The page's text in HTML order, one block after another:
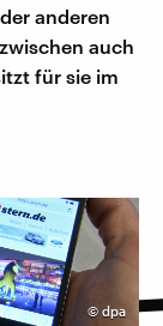
anderen
auch
für sie im
© dpa